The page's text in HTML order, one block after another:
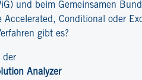
und beim Gemeinsamen
Accelerated, Conditional oder
gibt es?
der
Analyzer